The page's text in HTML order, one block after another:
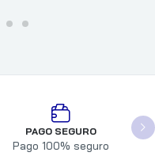
PAGO SEGURO
Pago 100% seguro